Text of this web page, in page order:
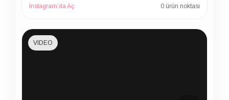
Instagram’da Aç 0 ürün noktası
VIDEO